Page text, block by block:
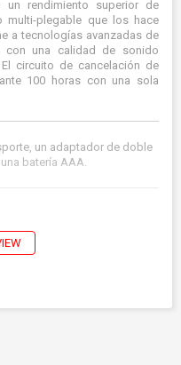
un rendimiento superior de
multi-plegable que los hace
a tecnologías avanzadas de
con una calidad de sonido
circuito de cancelación de
100 horas con una sola
un adaptador de doble
batería AAA.
a 200Hz
la portabilidad.
de 1.18 "(30 mm) para